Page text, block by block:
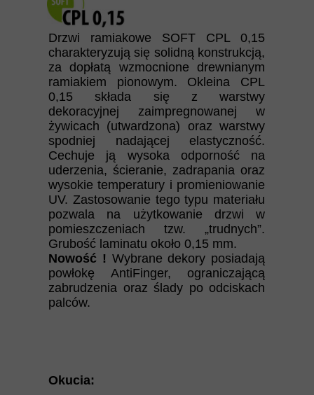
Okucia:
Drzwi ramiakowe SOFT CPL 0,15
charakteryzują się solidną konstrukcją,
za dopłatą wzmocnione drewnianym
ramiakiem pionowym. Okleina CPL
0,15 składa się z warstwy
dekoracyjnej zaimpregnowanej w
żywicach (utwardzona) oraz warstwy
spodniej nadającej elastyczność.
Cechuje ją wysoka odporność na
uderzenia, ścieranie, zadrapania oraz
wysokie temperatury i promieniowanie
UV. Zastosowanie tego typu materiału
pozwala na użytkowanie drzwi w
pomieszczeniach tzw. „trudnych”.
Grubość laminatu około 0,15 mm.
Nowość ! Wybrane dekory posiadają
powłokę AntiFinger, ograniczającą
zabrudzenia oraz ślady po odciskach
palców.